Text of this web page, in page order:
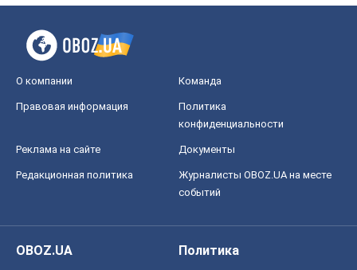
О компании Команда
Правовая информация
Политика
конфиденциальности
Реклама на сайте Документы
Редакционная политика
Журналисты OBOZ.UA на месте
событий
OBOZ.UA
Политика